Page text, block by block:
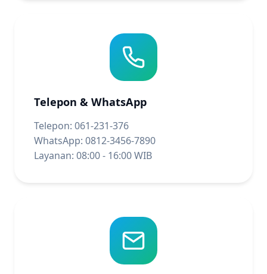
Telepon & WhatsApp
Telepon: 061-231-376
WhatsApp: 0812-3456-7890
Layanan: 08:00 - 16:00 WIB